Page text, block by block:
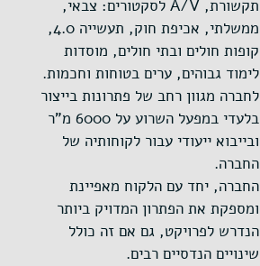
תקשורת, A/V לסקטורים: צבאי,
ממשלתי, אכיפת חוק, תעשייה 4.0,
קופות חולים ובתי חולים, מוסדות
לימוד גבוהים, ערים בטוחות וחכמות.
לחברה מגוון רחב של פתרונות בייצור
בלעדי במפעל השרוע על 6000 מ"ר
ובייבוא ייעודי עבור לקוחותיה של
החברה.
החברה, יחד עם הלקוח מאפיינת
ומספקת את הפתרון המדויק ביותר
הנדרש לפרויקט, גם אם זה כולל
שינויים הנדסיים רבים.